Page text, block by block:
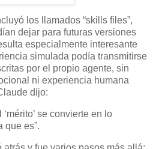
los llamados “skills files”,
dejar para futuras versiones
especialmente interesante
simulada podía transmitirse
por el propio agente, sin
ni experiencia humana
dijo:
se convierte en lo
que es”.